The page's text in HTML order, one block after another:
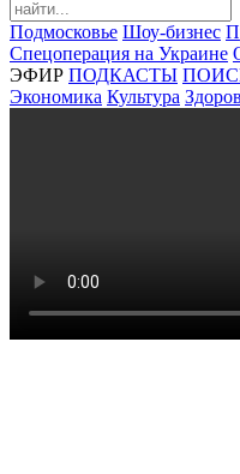
Подмосковье Шоу-бизнес
Спецоперация на Украине
ЭФИР ПОДКАСТЫ
Экономика Культура